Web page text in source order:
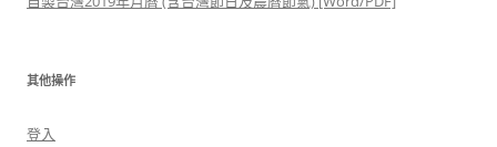
其他操作
登入